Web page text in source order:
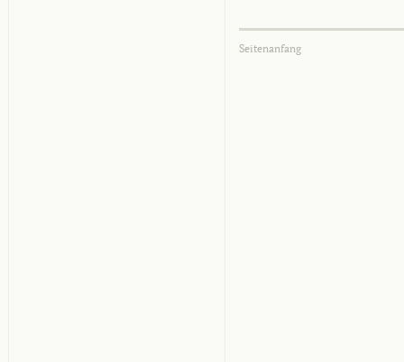
Seitenanfang